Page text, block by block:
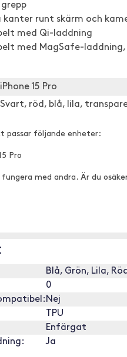
kanter runt skärm och
med Qi-laddning
med MagSafe-
iPhone 15 Pro
Svart, röd, blå, lila,
passar följande enheter:
Pro
fungera med andra. Är du
Blå, Grön, Lila,
0
Nej
TPU
Enfärgat
Ja